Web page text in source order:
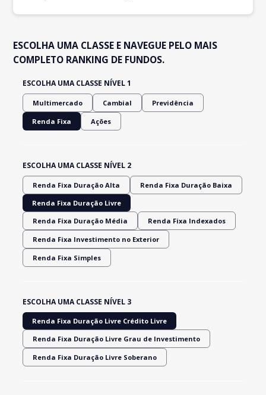
ESCOLHA UMA CLASSE E NAVEGUE PELO MAIS
COMPLETO RANKING DE FUNDOS.
ESCOLHA UMA CLASSE NÍVEL 1
Multimercado Cambial Previdência
Renda Fixa Ações
ESCOLHA UMA CLASSE NÍVEL 2
Renda Fixa Duração Alta
Renda Fixa Duração Baixa
Renda Fixa Duração Livre
Renda Fixa Duração Média
Renda Fixa Indexados
Renda Fixa Investimento no Exterior
Renda Fixa Simples
ESCOLHA UMA CLASSE NÍVEL 3
Renda Fixa Duração Livre Crédito Livre
Renda Fixa Duração Livre Grau de Investimento
Renda Fixa Duração Livre Soberano